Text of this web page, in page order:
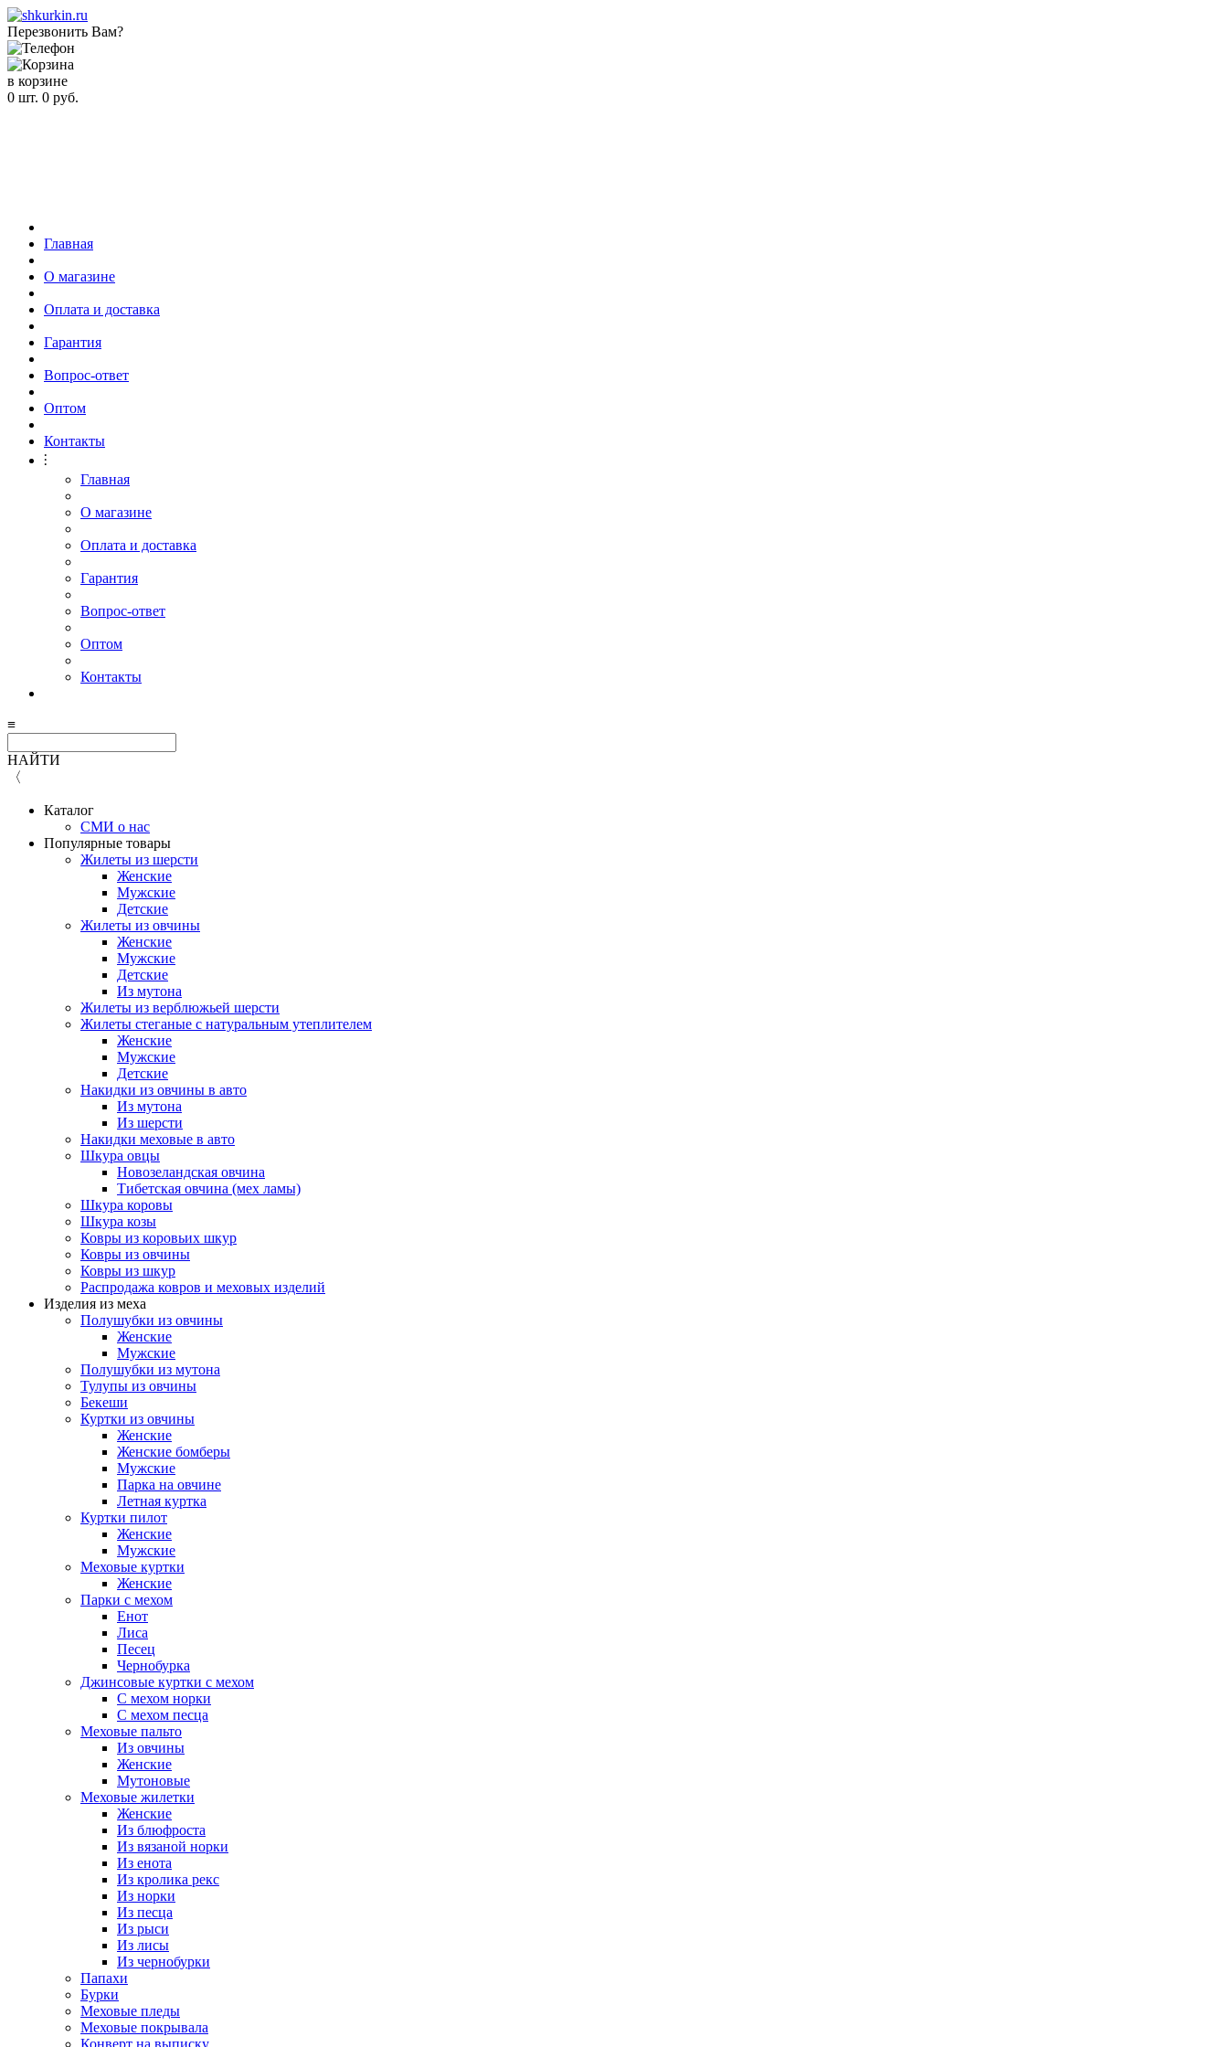
Перезвонить Вам?
в корзине
0 шт. 0 руб.
Главная
О магазине
Оплата и доставка
Гарантия
Вопрос-ответ
Оптом
Контакты
⫶
Главная
О магазине
Оплата и доставка
Гарантия
Вопрос-ответ
Оптом
Контакты
≡
НАЙТИ
〈
Каталог
СМИ о нас
Популярные товары
Жилеты из шерсти
Женские
Мужские
Детские
Жилеты из овчины
Женские
Мужские
Детские
Из мутона
Жилеты из верблюжьей шерсти
Жилеты стеганые с натуральным утеплителем
Женские
Мужские
Детские
Накидки из овчины в авто
Из мутона
Из шерсти
Накидки меховые в авто
Шкура овцы
Новозеландская овчина
Тибетская овчина (мех ламы)
Шкура коровы
Шкура козы
Ковры из коровьих шкур
Ковры из овчины
Ковры из шкур
Распродажа ковров и меховых изделий
Изделия из меха
Полушубки из овчины
Женские
Мужские
Полушубки из мутона
Тулупы из овчины
Бекеши
Куртки из овчины
Женские
Женские бомберы
Мужские
Парка на овчине
Летная куртка
Куртки пилот
Женские
Мужские
Меховые куртки
Женские
Парки с мехом
Енот
Лиса
Песец
Чернобурка
Джинсовые куртки с мехом
С мехом норки
С мехом песца
Меховые пальто
Из овчины
Женские
Мутоновые
Меховые жилетки
Женские
Из блюфроста
Из вязаной норки
Из енота
Из кролика рекс
Из норки
Из песца
Из рыси
Из лисы
Из чернобурки
Папахи
Бурки
Меховые пледы
Меховые покрывала
Конверт на выписку